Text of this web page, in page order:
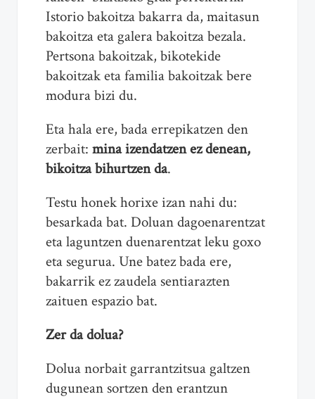
Istorio bakoitza bakarra da, maitasun
bakoitza eta galera bakoitza bezala.
Pertsona bakoitzak, bikotekide
bakoitzak eta familia bakoitzak bere
modura bizi du.
Eta hala ere, bada errepikatzen den
zerbait: mina izendatzen ez denean,
bikoitza bihurtzen da.
Testu honek horixe izan nahi du:
besarkada bat. Doluan dagoenarentzat
eta laguntzen duenarentzat leku goxo
eta segurua. Une batez bada ere,
bakarrik ez zaudela sentiarazten
zaituen espazio bat.
Zer da dolua?
Dolua norbait garrantzitsua galtzen
dugunean sortzen den erantzun